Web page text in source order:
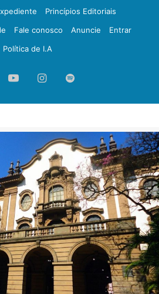
Princípios Editoriais
Fale conosco Anuncie
Entrar
Política de I.A
YouTubeInstagram
Spotify